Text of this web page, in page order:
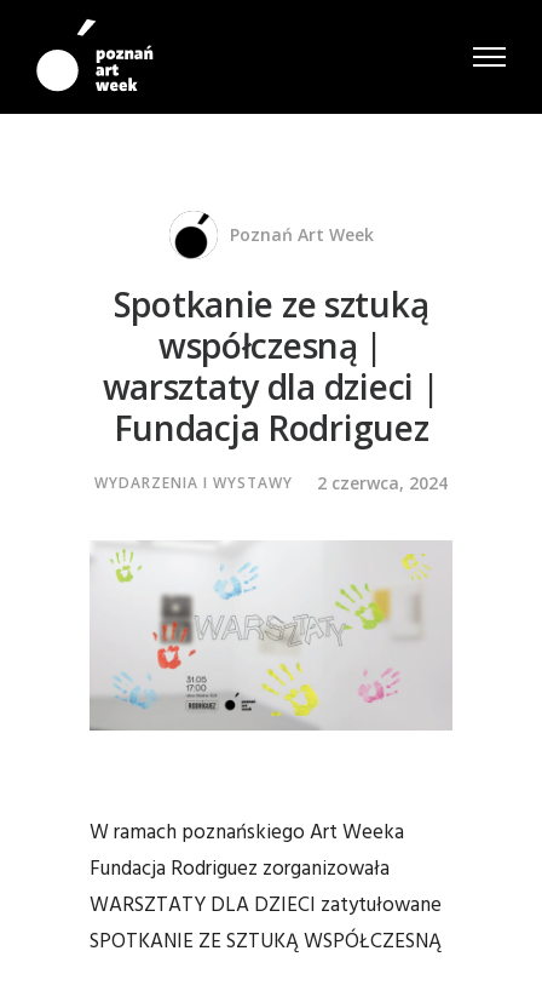
Poznań Art Week
Spotkanie ze sztuką
współczesną |
warsztaty dla dzieci |
Fundacja Rodriguez
WYDARZENIA I WYSTAWY 2 czerwca, 2024
W ramach poznańskiego Art Weeka
Fundacja Rodriguez zorganizowała
WARSZTATY DLA DZIECI zatytułowane
SPOTKANIE ZE SZTUKĄ WSPÓŁCZESNĄ